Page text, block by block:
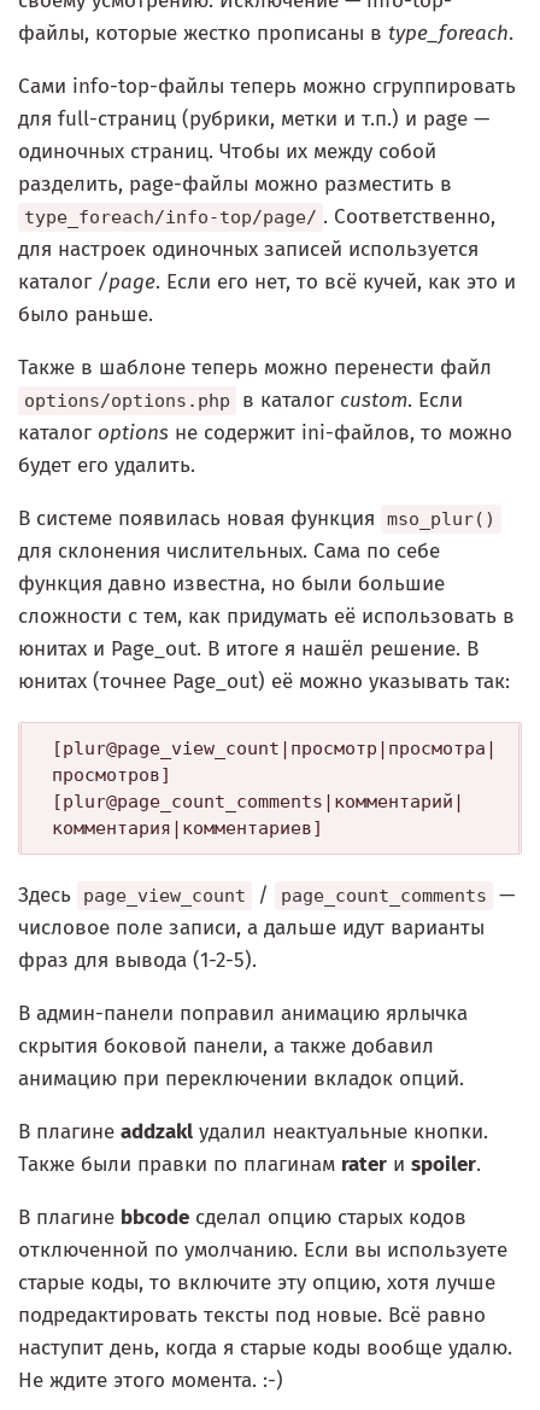
файлы, которые жестко прописаны в type_foreach.
Сами info-top-файлы теперь можно сгруппировать
для full-страниц (рубрики, метки и т.п.) и page —
одиночных страниц. Чтобы их между собой
разделить, page-файлы можно разместить в
type_foreach/info-top/page/ . Соответственно,
для настроек одиночных записей используется
каталог /page. Если его нет, то всё кучей, как это и
было раньше.
Также в шаблоне теперь можно перенести файл
options/options.php в каталог custom. Если
каталог options не содержит ini-файлов, то можно
будет его удалить.
В системе появилась новая функция mso_plur()
для склонения числительных. Сама по себе
функция давно известна, но были большие
сложности с тем, как придумать её использовать в
юнитах и Page_out. В итоге я нашёл решение. В
юнитах (точнее Page_out) её можно указывать так:
[plur@page_view_count|просмотр|просмотра|
просмотров]
[plur@page_count_comments|комментарий|
Здесь page_view_count / page_count_comments
—
числовое поле записи, а дальше идут варианты
фраз для вывода (1-2-5).
В админ-панели поправил анимацию ярлычка
скрытия боковой панели, а также добавил
анимацию при переключении вкладок опций.
В плагине addzakl удалил неактуальные кнопки.
Также были правки по плагинам rater и spoiler.
В плагине bbcode сделал опцию старых кодов
отключенной по умолчанию. Если вы используете
старые коды, то включите эту опцию, хотя лучше
подредактировать тексты под новые. Всё равно
наступит день, когда я старые коды вообще удалю.
Не ждите этого момента. :-)